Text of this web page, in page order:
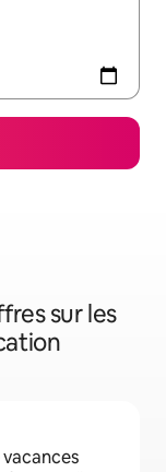
sur les